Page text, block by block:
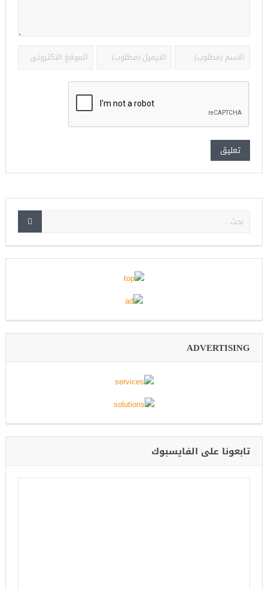
ADVERTISING
تابعونا على الفايسبوك